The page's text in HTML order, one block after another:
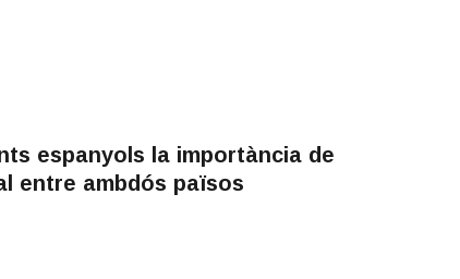
espanyols la importància de
entre ambdós països